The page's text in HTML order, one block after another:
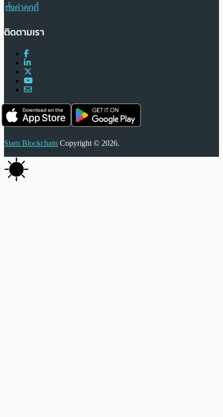
ตั้งค่าคุกกี้
ติดตามเรา
Siam Blockchain Copyright © 2026.